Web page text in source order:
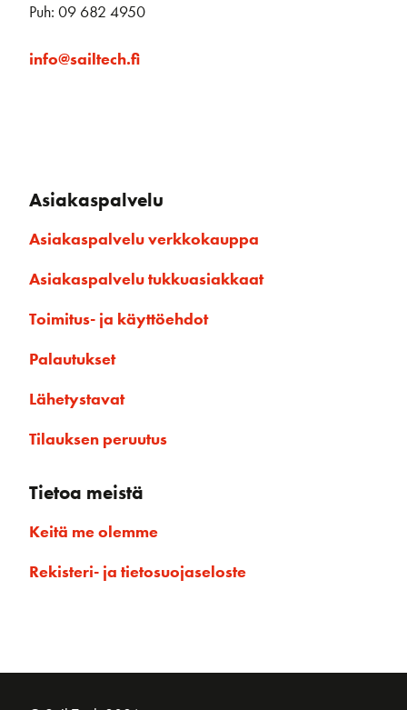
Puh: 09 682 4950
info@sailtech.fi
Asiakaspalvelu
Asiakaspalvelu verkkokauppa
Asiakaspalvelu tukkuasiakkaat
Toimitus- ja käyttöehdot
Palautukset
Lähetystavat
Tilauksen peruutus
Tietoa meistä
Keitä me olemme
Rekisteri- ja tietosuojaseloste